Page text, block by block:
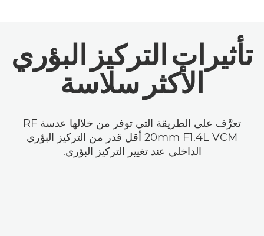
تأثيرات التركيز البؤري
الأكثر سلاسة
تعرَّف على الطريقة التي توفر من خلالها عدسة RF
20mm F1.4L VCM أقل قدر من التركيز البؤري
الداخلي عند تغيير التركيز البؤري.